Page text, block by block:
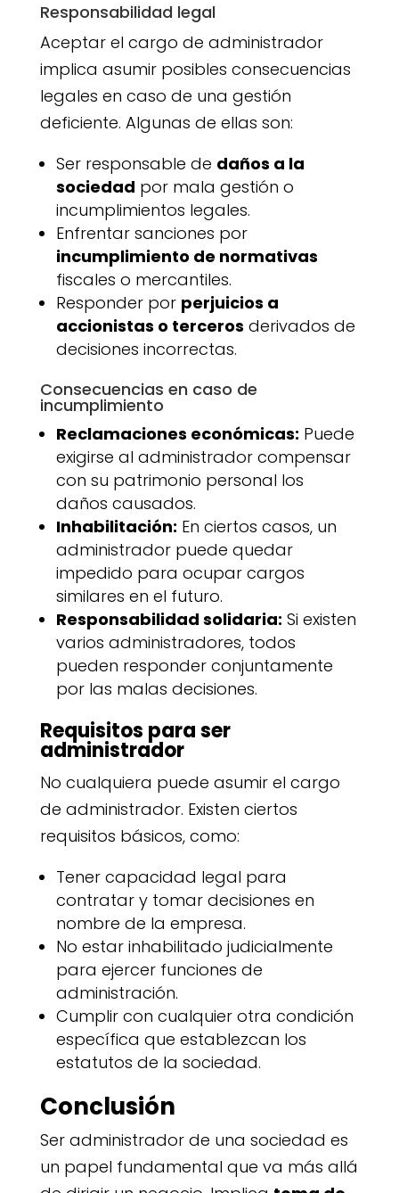
Responsabilidad legal
Aceptar el cargo de administrador
implica asumir posibles consecuencias
legales en caso de una gestión
deficiente. Algunas de ellas son:
Ser responsable de daños a la
sociedad por mala gestión o
incumplimientos legales.
Enfrentar sanciones por
incumplimiento de normativas
fiscales o mercantiles.
Responder por perjuicios a
accionistas o terceros derivados de
decisiones incorrectas.
Consecuencias en caso de
incumplimiento
Reclamaciones económicas: Puede
exigirse al administrador compensar
con su patrimonio personal los
daños causados.
Inhabilitación: En ciertos casos, un
administrador puede quedar
impedido para ocupar cargos
similares en el futuro.
Responsabilidad solidaria: Si existen
varios administradores, todos
pueden responder conjuntamente
por las malas decisiones.
Requisitos para ser
administrador
No cualquiera puede asumir el cargo
de administrador. Existen ciertos
requisitos básicos, como:
Tener capacidad legal para
contratar y tomar decisiones en
nombre de la empresa.
No estar inhabilitado judicialmente
para ejercer funciones de
administración.
Cumplir con cualquier otra condición
específica que establezcan los
estatutos de la sociedad.
Conclusión
Ser administrador de una sociedad es
un papel fundamental que va más allá